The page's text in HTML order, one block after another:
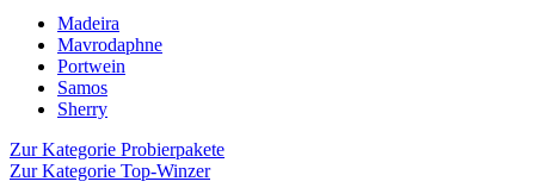
Madeira
Mavrodaphne
Portwein
Samos
Sherry
Zur Kategorie Probierpakete
Zur Kategorie Top-Winzer